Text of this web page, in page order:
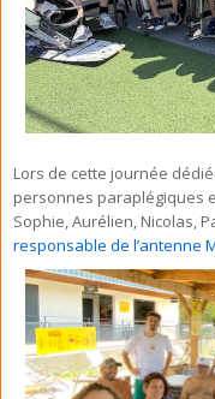
Lors de cette journée
personnes paraplégiques
Sophie, Aurélien, Nicolas,
responsable de l’antenne